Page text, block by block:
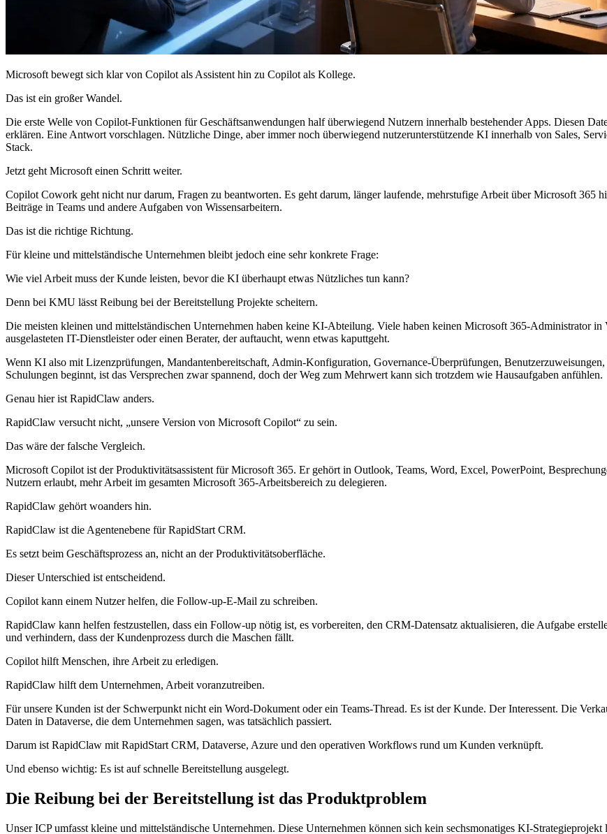
Microsoft bewegt sich klar von Copilot als Assistent hin zu Copilot als Kollege.
Das ist ein großer Wandel.
Die erste Welle von Copilot-Funktionen für Geschäftsanwendungen half überwiegend Nutzern innerhalb bestehender Apps. Diesen
erklären. Eine Antwort vorschlagen. Nützliche Dinge, aber immer noch überwiegend nutzerunterstützende KI innerhalb von Sales,
Stack.
Jetzt geht Microsoft einen Schritt weiter.
Copilot Cowork geht nicht nur darum, Fragen zu beantworten. Es geht darum, länger laufende, mehrstufige Arbeit über Microsoft 365
Beiträge in Teams und andere Aufgaben von Wissensarbeitern.
Das ist die richtige Richtung.
Für kleine und mittelständische Unternehmen bleibt jedoch eine sehr konkrete Frage:
Wie viel Arbeit muss der Kunde leisten, bevor die KI überhaupt etwas Nützliches tun kann?
Denn bei KMU lässt Reibung bei der Bereitstellung Projekte scheitern.
Die meisten kleinen und mittelständischen Unternehmen haben keine KI-Abteilung. Viele haben keinen Microsoft 365-Administrator in
ausgelasteten IT-Dienstleister oder einen Berater, der auftaucht, wenn etwas kaputtgeht.
Wenn KI also mit Lizenzprüfungen, Mandantenbereitschaft, Admin-Konfiguration, Governance-Überprüfungen,
Schulungen beginnt, ist das Versprechen zwar spannend, doch der Weg zum Mehrwert kann sich trotzdem wie Hausaufgaben anfühlen.
Genau hier ist RapidClaw anders.
RapidClaw versucht nicht, „unsere Version von Microsoft Copilot“ zu sein.
Das wäre der falsche Vergleich.
Microsoft Copilot ist der Produktivitätsassistent für Microsoft 365. Er gehört in Outlook, Teams, Word, Excel, PowerPoint,
Nutzern erlaubt, mehr Arbeit im gesamten Microsoft 365-Arbeitsbereich zu delegieren.
RapidClaw gehört woanders hin.
RapidClaw ist die Agentenebene für RapidStart CRM.
Es setzt beim Geschäftsprozess an, nicht an der Produktivitätsoberfläche.
Dieser Unterschied ist entscheidend.
Copilot kann einem Nutzer helfen, die Follow-up-E-Mail zu schreiben.
RapidClaw kann helfen festzustellen, dass ein Follow-up nötig ist, es vorbereiten, den CRM-Datensatz aktualisieren, die Aufgabe
und verhindern, dass der Kundenprozess durch die Maschen fällt.
Copilot hilft Menschen, ihre Arbeit zu erledigen.
RapidClaw hilft dem Unternehmen, Arbeit voranzutreiben.
Für unsere Kunden ist der Schwerpunkt nicht ein Word-Dokument oder ein Teams-Thread. Es ist der Kunde. Der Interessent. Die
Daten in Dataverse, die dem Unternehmen sagen, was tatsächlich passiert.
Darum ist RapidClaw mit RapidStart CRM, Dataverse, Azure und den operativen Workflows rund um Kunden verknüpft.
Und ebenso wichtig: Es ist auf schnelle Bereitstellung ausgelegt.
Die Reibung bei der Bereitstellung ist das Produktproblem
Unser ICP umfasst kleine und mittelständische Unternehmen. Diese Unternehmen können sich kein sechsmonatiges KI-